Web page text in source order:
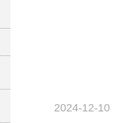
2024-12-10